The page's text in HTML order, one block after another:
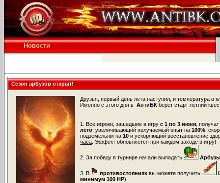
Новости
Сезон арбузов открыт!
Друзья, первый день лета наступил, и температура в
Именно с этого дня в АнтиБКберёт старт летний
1. Все игроки, зашедшие в игру с 1 по 3 июня ,
лето , увеличивающий получаемый опыт на100% ,
подземельям на10и ускоряющий восстановление
часа . Эффект обновляется при каждом заходе в игру!
2. За победу в турнире начали выпадать
3. В противостоянияхвы можете получить
минимум 100 НР).